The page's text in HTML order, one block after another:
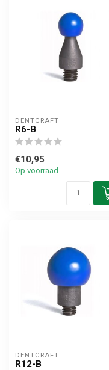
DENTCRAFT
R6-B
€10,95
Op voorraad
DENTCRAFT
R12-B